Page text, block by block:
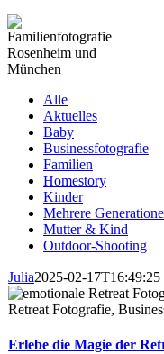
Alle
Aktuelles
Baby
Businessfotografie
Familien
Homestory
Kinder
Mehrere
Mutter & Kind
Outdoor-Shooting
Julia2025-02-
Erlebe die Magie der